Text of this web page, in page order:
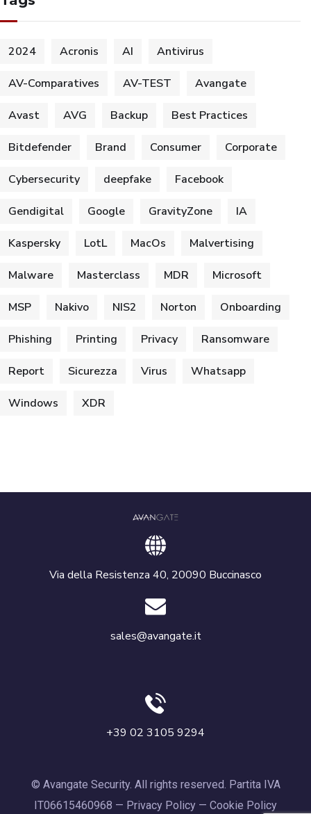
2024 Acronis AI Antivirus
AV-Comparatives AV-TEST Avangate
Avast AVG Backup Best Practices
Bitdefender Brand Consumer Corporate
Cybersecurity deepfake Facebook
Gendigital Google GravityZone IA
Kaspersky LotL MacOs Malvertising
Malware Masterclass MDR Microsoft
MSP Nakivo NIS2 Norton Onboarding
Phishing Printing Privacy Ransomware
Report Sicurezza Virus Whatsapp
Windows XDR
Via della Resistenza 40, 20090 Buccinasco
sales@avangate.it
+39 02 3105 9294
© Avangate Security. All rights reserved. Partita IVA
IT06615460968 — Privacy Policy — Cookie Policy